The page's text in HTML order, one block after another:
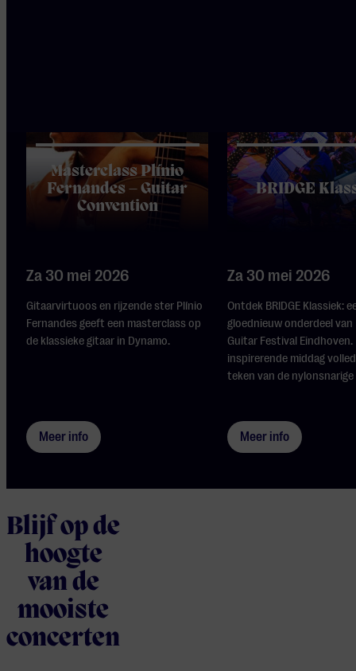
Masterclass Plínio
Fernandes – Guitar
Convention
Za 30 mei 2026
Gitaarvirtuoos en rijzende ster Plínio
Fernandes geeft een masterclass op
de klassieke gitaar in Dynamo.
Meer info
BRIDGE
Za 30 mei 2026
Ontdek BRIDGE Klassiek:
gloednieuw onderdeel van
Guitar Festival Eindhoven.
inspirerende middag
teken van de nylonsnarige
Meer info
Blijf op de
hoogte
van de
mooiste
concerten